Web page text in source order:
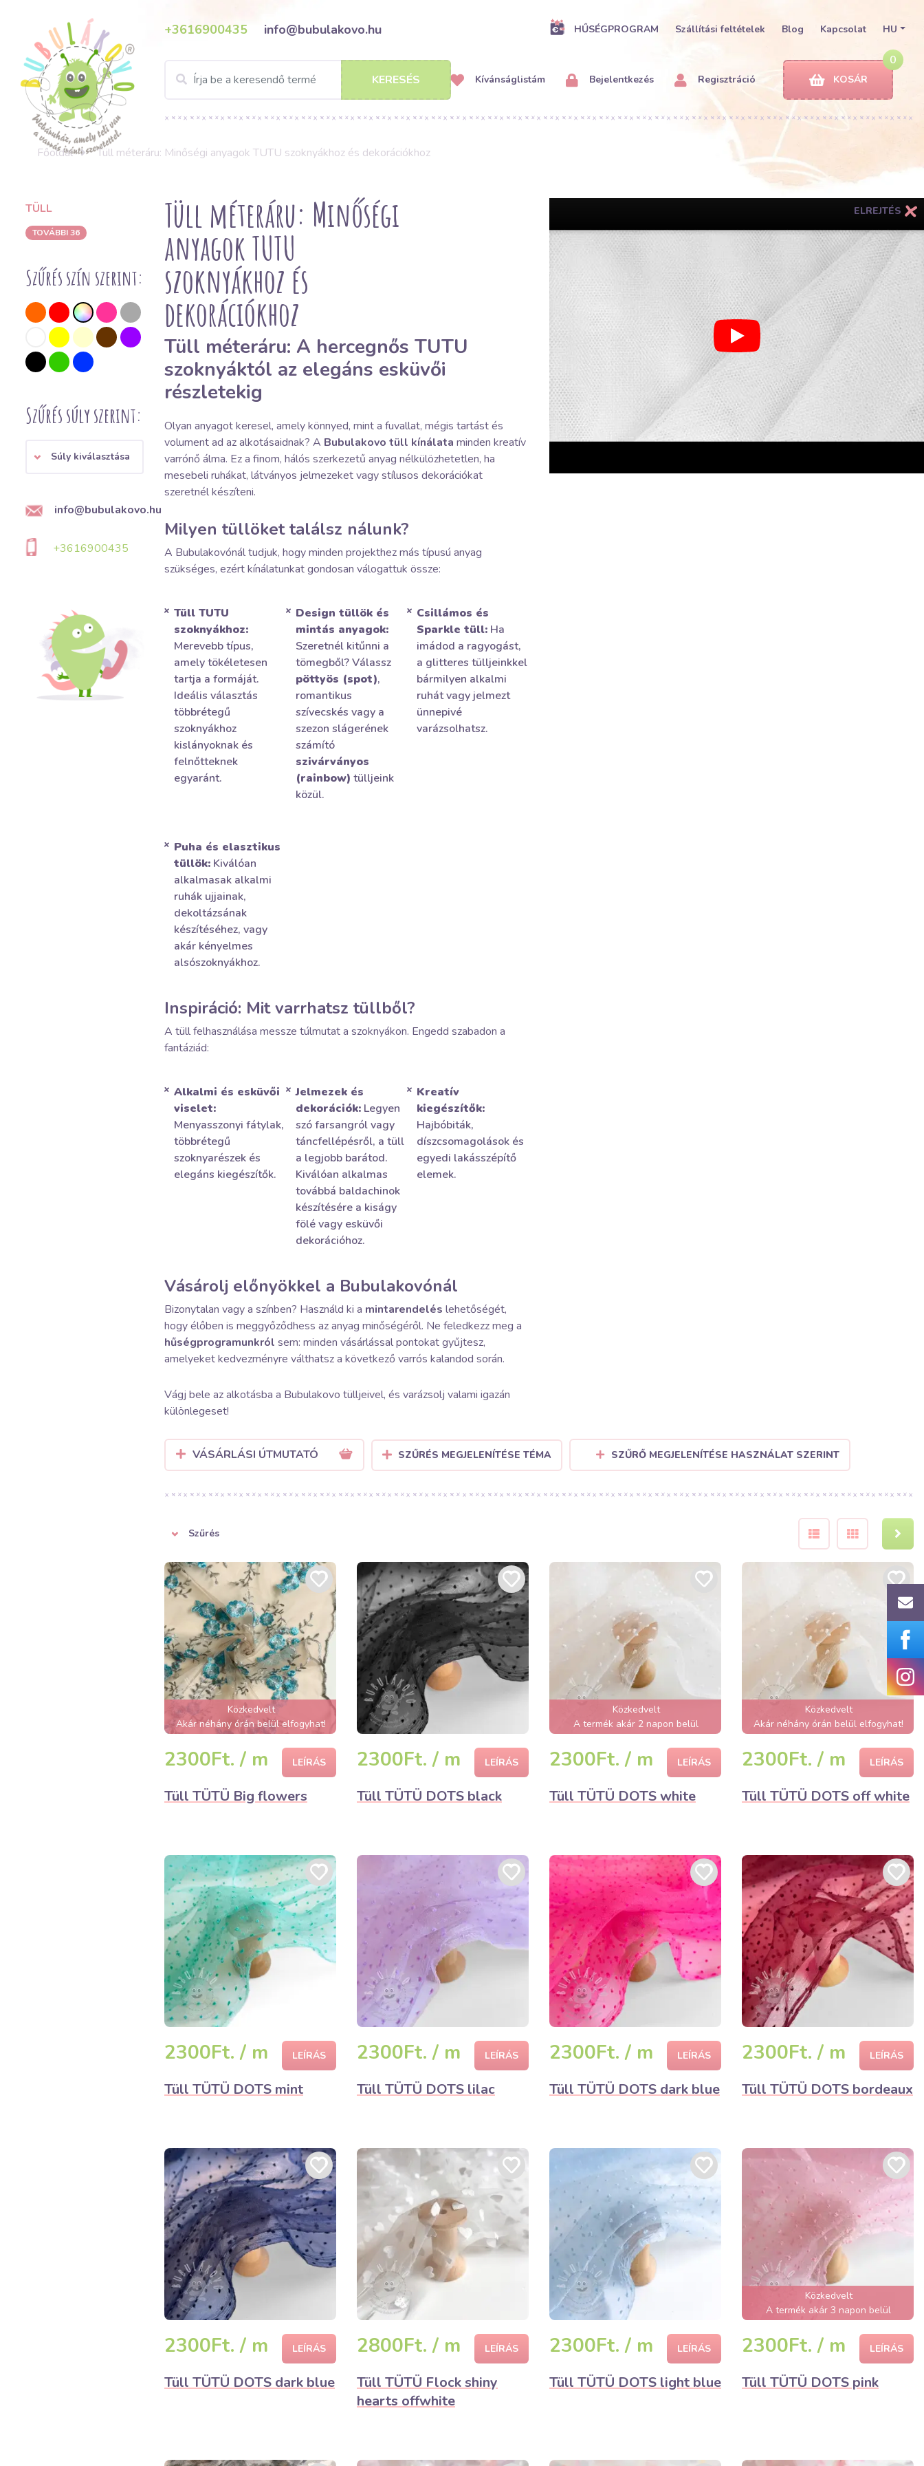
+3616900435 info@bubulakovo.hu HŰSÉGPROGRAM Szállítási feltételek Blog Kapcsolat HU
KERESÉS Kívánságlistám Bejelentkezés Regisztráció
0
KOSÁR
Főoldal Tüll méteráru: Minőségi anyagok TUTU szoknyákhoz és dekorációkhoz
TÜLL
TOVÁBBI 36
Szűrés szín szerint:
Szűrés súly szerint:
Súly kiválasztása
info@bubulakovo.hu
+3616900435
Tüll méteráru: Minőségi
anyagok TUTU
szoknyákhoz és
dekorációkhoz
Tüll méteráru: A hercegnős TUTU
szoknyáktól az elegáns esküvői
részletekig
Olyan anyagot keresel, amely könnyed, mint a fuvallat, mégis tartást és
volument ad az alkotásaidnak? A Bubulakovo tüll kínálata minden kreatív
varrónő álma. Ez a finom, hálós szerkezetű anyag nélkülözhetetlen, ha
mesebeli ruhákat, látványos jelmezeket vagy stílusos dekorációkat
szeretnél készíteni.
Milyen tüllöket találsz nálunk?
A Bubulakovónál tudjuk, hogy minden projekthez más típusú anyag
szükséges, ezért kínálatunkat gondosan válogattuk össze:
Tüll TUTU
szoknyákhoz:
Merevebb típus,
amely tökéletesen
tartja a formáját.
Ideális választás
többrétegű
szoknyákhoz
kislányoknak és
felnőtteknek
egyaránt.
Design tüllök és
mintás anyagok:
Szeretnél kitűnni a
tömegből? Válassz
pöttyös (spot),
romantikus
szívecskés vagy a
szezon slágerének
számító
szivárványos
(rainbow) tülljeink
közül.
Csillámos és
Sparkle tüll: Ha
imádod a ragyogást,
a glitteres tülljeinkkel
bármilyen alkalmi
ruhát vagy jelmezt
ünnepivé
varázsolhatsz.
Puha és elasztikus
tüllök: Kiválóan
alkalmasak alkalmi
ruhák ujjainak,
dekoltázsának
készítéséhez, vagy
akár kényelmes
alsószoknyákhoz.
Inspiráció: Mit varrhatsz tüllből?
A tüll felhasználása messze túlmutat a szoknyákon. Engedd szabadon a
fantáziád:
Alkalmi és esküvői
viselet:
Menyasszonyi fátylak,
többrétegű
szoknyarészek és
elegáns kiegészítők.
Jelmezek és
dekorációk:Legyen
szó farsangról vagy
táncfellépésről, a tüll
a legjobb barátod.
Kiválóan alkalmas
továbbá baldachinok
készítésére a kiságy
fölé vagy esküvői
dekorációhoz.
Kreatív
kiegészítők:
Hajbóbiták,
díszcsomagolások és
egyedi lakásszépítő
elemek.
Vásárolj előnyökkel a Bubulakovónál
Bizonytalan vagy a színben? Használd ki a mintarendelés lehetőségét,
hogy élőben is meggyőződhess az anyag minőségéről. Ne feledkezz meg a
hűségprogramunkról sem: minden vásárlással pontokat gyűjtesz,
amelyeket kedvezményre válthatsz a következő varrós kalandod során.
Vágj bele az alkotásba a Bubulakovo tülljeivel, és varázsolj valami igazán
különlegeset!
ELREJTÉS
VÁSÁRLÁSI ÚTMUTATÓ SZŰRÉS MEGJELENÍTÉSE TÉMA SZŰRŐ MEGJELENÍTÉSE HASZNÁLAT SZERINT
Szűrés
Közkedvelt
Akár néhány órán belül elfogyhat!
2300Ft. / m LEÍRÁS
Tüll TÜTÜ Big flowers
2300Ft. / m LEÍRÁS
Tüll TÜTÜ DOTS black
Közkedvelt
A termék akár 2 napon belül
elfogyhat!
2300Ft. / m LEÍRÁS
Tüll TÜTÜ DOTS white
Közkedvelt
Akár néhány órán belül elfogyhat!
2300Ft. / m LEÍRÁS
Tüll TÜTÜ DOTS off white
2300Ft. / m LEÍRÁS
Tüll TÜTÜ DOTS mint
2300Ft. / m LEÍRÁS
Tüll TÜTÜ DOTS lilac
2300Ft. / m LEÍRÁS
Tüll TÜTÜ DOTS dark blue
2300Ft. / m LEÍRÁS
Tüll TÜTÜ DOTS bordeaux
2300Ft. / m LEÍRÁS
Tüll TÜTÜ DOTS dark blue
2800Ft. / m LEÍRÁS
Tüll TÜTÜ Flock shiny
hearts offwhite
2300Ft. / m LEÍRÁS
Tüll TÜTÜ DOTS light blue
Közkedvelt
A termék akár 3 napon belül
elfogyhat!
2300Ft. / m LEÍRÁS
Tüll TÜTÜ DOTS pink